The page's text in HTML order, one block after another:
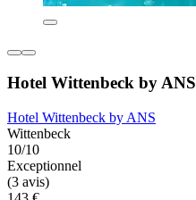
Hotel Wittenbeck by ANS
Hotel Wittenbeck by ANS
Wittenbeck
10/10
Exceptionnel
(3 avis)